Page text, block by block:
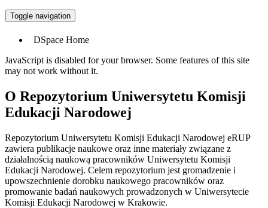
Toggle navigation
DSpace Home
JavaScript is disabled for your browser. Some features of this site
may not work without it.
O Repozytorium Uniwersytetu Komisji
Edukacji Narodowej
Repozytorium Uniwersytetu Komisji Edukacji Narodowej eRUP
zawiera publikacje naukowe oraz inne materiały związane z
działalnością naukową pracowników Uniwersytetu Komisji
Edukacji Narodowej. Celem repozytorium jest gromadzenie i
upowszechnienie dorobku naukowego pracowników oraz
promowanie badań naukowych prowadzonych w Uniwersytecie
Komisji Edukacji Narodowej w Krakowie.